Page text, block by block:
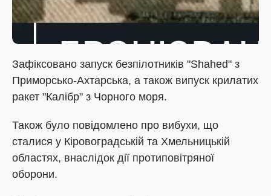
Зафіксовано запуск безпілотників "Shahed" з
Приморсько-Ахтарська, а також випуск крилатих
ракет "Калібр" з Чорного моря.
Також було повідомлено про вибухи, що
сталися у Кіровоградській та Хмельницькій
областях, внаслідок дії протиповітряної
оборони.